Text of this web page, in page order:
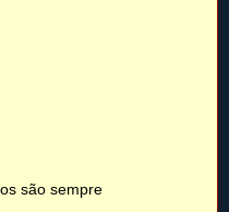
são sempre